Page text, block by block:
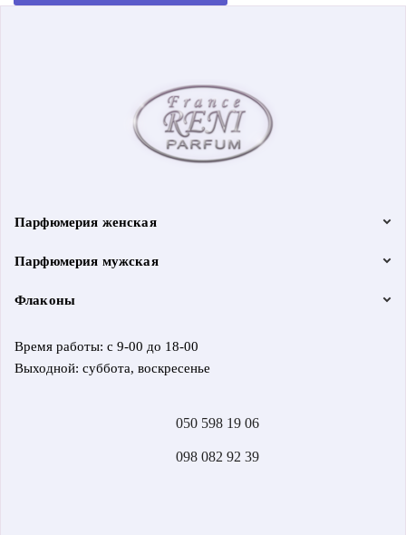
Парфюмерия женская
Парфюмерия мужская
Флаконы
Время работы: с 9-00 до 18-00
Выходной: суббота, воскресенье
050 598 19 06
098 082 92 39